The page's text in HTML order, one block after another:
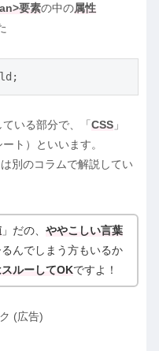
要素の中の属性
いる部分で、「 CSS 」
ト）といいます。
別のコラムで解説してい
」だの、ややこしい言葉
るんでしまう方もいるか
ルーしてOKですよ！
(広告)